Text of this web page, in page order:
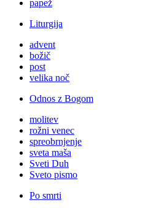
papež
Liturgija
advent
božič
post
velika noč
Odnos z Bogom
molitev
rožni venec
spreobrnjenje
sveta maša
Sveti Duh
Sveto pismo
Po smrti